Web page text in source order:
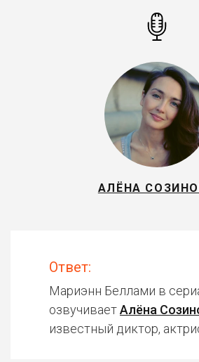
АЛЁНА
Ответ:
Мариэнн Беллами в
озвучиваетАлёна
известный диктор,